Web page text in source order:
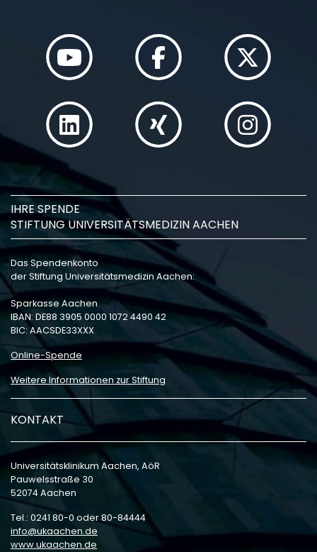
IHRE SPENDE
STIFTUNG UNIVERSITÄTSMEDIZIN AACHEN
Das Spendenkonto
der Stiftung Universitätsmedizin Aachen:
Sparkasse Aachen
IBAN: DE88 3905 0000 1072 4490 42
BIC: AACSDE33XXX
Online-Spende
Weitere Informationen zur Stiftung
KONTAKT
Universitätsklinikum Aachen, AöR
Pauwelsstraße 30
52074 Aachen
Tel.: 0241 80-0 oder 80-84444
info
ukaachen de
www.ukaachen.de